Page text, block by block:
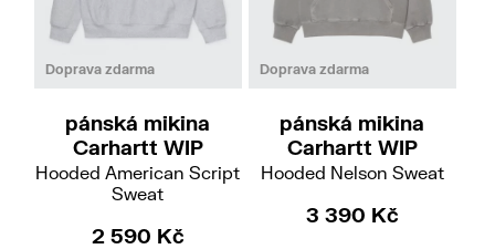
Doprava zdarma
pánská mikina
Carhartt WIP
Hooded American Script
Sweat
2 590 Kč
Doprava zdarma
SM
pánská mikina
Carhartt WIP
Hooded Nelson Sweat
3 390 Kč